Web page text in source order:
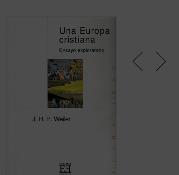
«Una Europa cristiana es una
Europa que respeta por igual de
forma plena y completa a todos
sus ciudadanos: creyentes y
laicos, cristianos y no cristianos.
Una Europa que, incluso
celebrando la herencia noble de la
Ilustración humanista, abandona
su cristofobia, y no le causa miedo
sintetiza las
lectura con las